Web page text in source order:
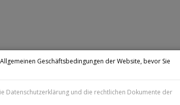
Geschäftsbedingungen der Website, bevor Sie
Datenschutzerklärung und die rechtlichen Dokumente der